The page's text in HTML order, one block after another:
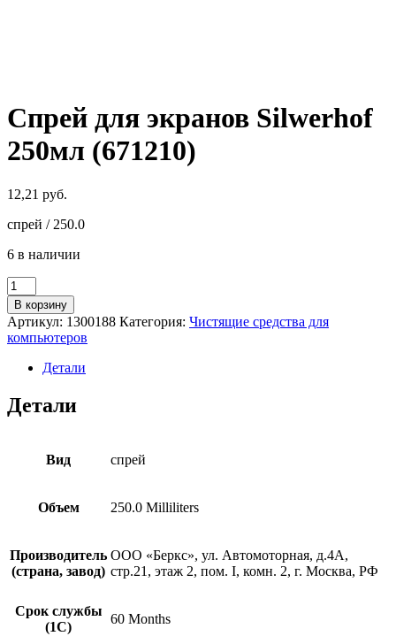
Спрей для экранов Silwerhof
250мл (671210)
12,21 руб.
спрей / 250.0
6 в наличии
Количество
товара
Спрей
для
экранов
Silwerhof
250мл
(671210)
В корзину
Артикул: 1300188 Категория: Чистящие средства для
компьютеров
Детали
Детали
Вид спрей
Объем 250.0 Milliliters
Производитель
(страна, завод)
ООО «Беркс», ул. Автомоторная, д.4А,
стр.21, этаж 2, пом. I, комн. 2, г. Москва, РФ
Срок службы
(1С)
60 Months